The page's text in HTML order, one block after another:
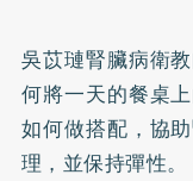
吳苡璉腎臟病衛
何將一天的餐桌
如何做搭配，協
理，並保持彈性。